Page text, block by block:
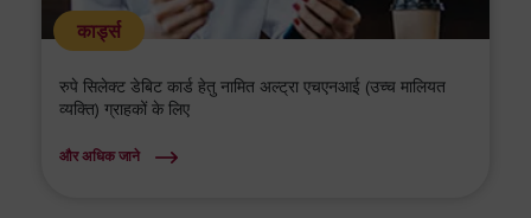
कार्ड्स
रुपे सिलेक्ट डेबिट कार्ड हेतु नामित अल्ट्रा एचएनआई (उच्च मालि‍यत
व्यक्ति) ग्राहकों के लिए
और अधिक जाने